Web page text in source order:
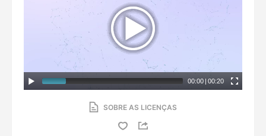
00:00 | 00:20
SOBRE AS LICENÇAS